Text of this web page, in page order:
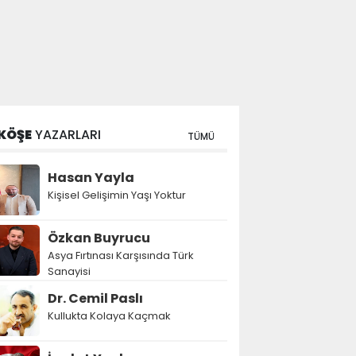
YAZARLARI TÜMÜ
Hasan Yayla
Kişisel Gelişimin Yaşı Yoktur
Özkan Buyrucu
Asya Fırtınası Karşısında Türk
Sanayisi
Dr. Cemil Paslı
Kullukta Kolaya Kaçmak